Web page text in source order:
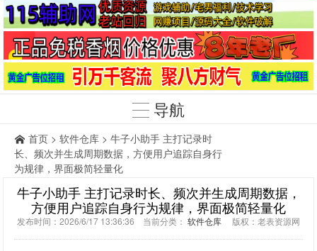
导航
首页 > 软件仓库 > 牛子小助手 主打记录时
长、频次并生成周期数据，方便用户追踪自身行
为规律，界面极简轻量化
牛子小助手 主打记录时长、频次并生成周期数据，
方便用户追踪自身行为规律，界面极简轻量化
发布时间：2026/6/17 13:36:36 当前分类： 软件仓库 版权：老表资源网